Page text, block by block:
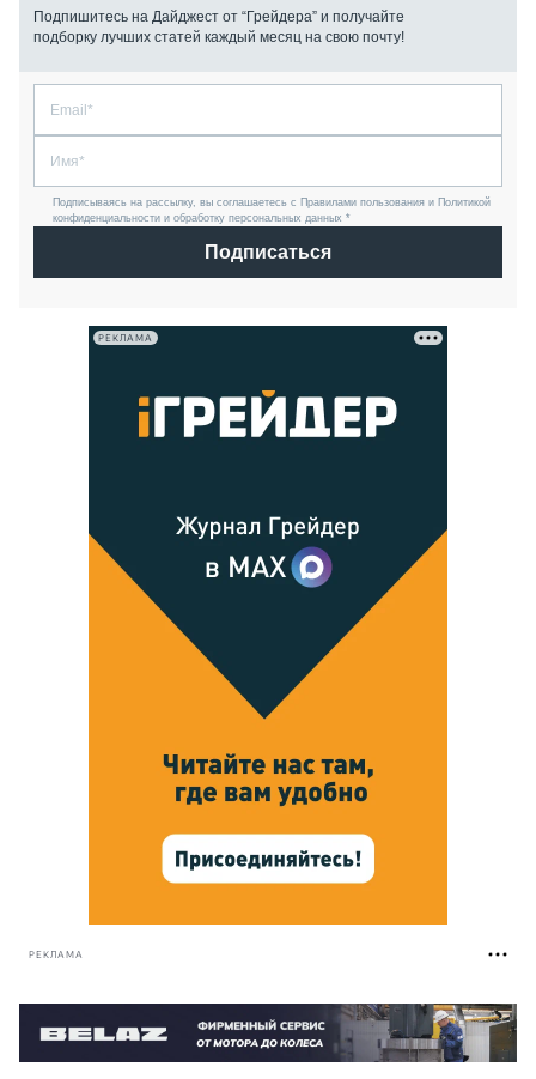
Подпишитесь на Дайджест от “Грейдера” и получайте
подборку лучших статей каждый месяц на свою почту!
Подписываясь на рассылку, вы соглашаетесь с Правилами пользования и Политикой
конфиденциальности и обработку персональных данных *
Подписаться
РЕКЛАМА
РЕКЛАМА